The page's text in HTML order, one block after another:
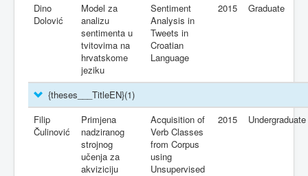
Dino
Dolović
Model za
analizu
sentimenta u
tvitovima na
hrvatskome
jeziku
Sentiment
Analysis in
Tweets in
Croatian
Language
2015 Graduate
{theses___TitleEN}(1)
Filip
Čulinović
Primjena
nadziranog
strojnog
učenja za
akviziciju
Acquisition of
Verb Classes
from Corpus
using
Unsupervised
2015 Undergraduate